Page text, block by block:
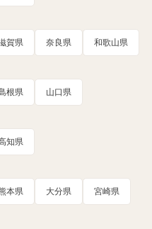
賀県 奈良県 和歌山県
根県 山口県
知県
本県 大分県 宮崎県